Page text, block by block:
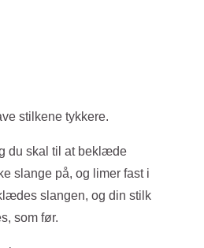
stilkene tykkere.
du skal til at beklæde
slange på, og limer fast i
slangen, og din stilk
som før.